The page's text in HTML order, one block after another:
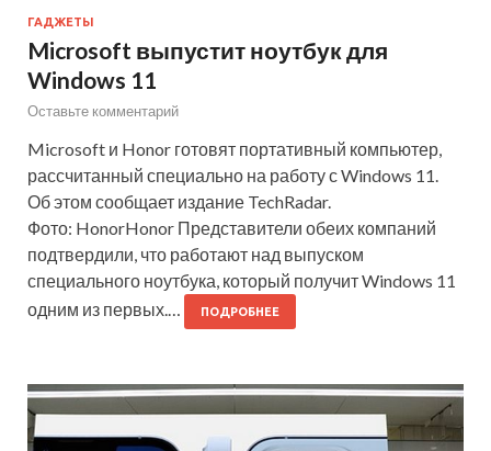
ГАДЖЕТЫ
Microsoft выпустит ноутбук для
Windows 11
Оставьте комментарий
Microsoft и Honor готовят портативный компьютер,
рассчитанный специально на работу с Windows 11.
Об этом сообщает издание TechRadar.
Фото: HonorHonor Представители обеих компаний
подтвердили, что работают над выпуском
специального ноутбука, который получит Windows 11
одним из первых.…
ПОДРОБНЕЕ